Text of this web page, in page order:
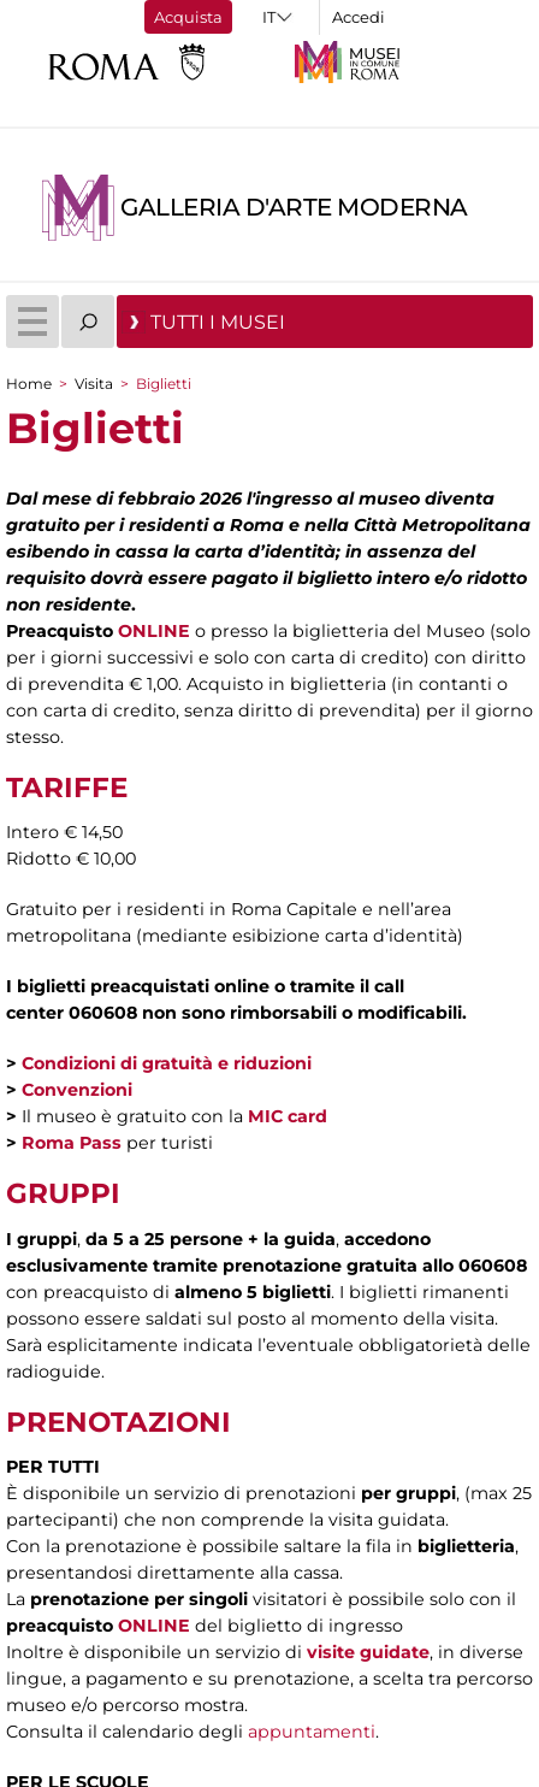
Acquista Accedi
GALLERIA D'ARTE MODERNA
TUTTI I MUSEI
Tu sei qui
Home > Visita > Biglietti
Biglietti
Dal mese di febbraio 2026 l'ingresso al museo diventa
gratuito per i residenti a Roma e nella Città Metropolitana
esibendo in cassa la carta d’identità; in assenza del
requisito dovrà essere pagato il biglietto intero e/o ridotto
non residente.
Preacquisto ONLINE o presso la biglietteria del Museo (solo
per i giorni successivi e solo con carta di credito) con diritto
di prevendita € 1,00. Acquisto in biglietteria (in contanti o
con carta di credito, senza diritto di prevendita) per il giorno
stesso.
TARIFFE
Intero € 14,50
Ridotto € 10,00
Gratuito per i residenti in Roma Capitale e nell’area
metropolitana (mediante esibizione carta d’identità)
I biglietti preacquistati online o tramite il call
center 060608 non sono rimborsabili o modificabili.
> Condizioni di gratuità e riduzioni
> Convenzioni
> Il museo è gratuito con la MIC card
> Roma Pass per turisti
GRUPPI
I gruppi, da 5 a 25 persone + la guida, accedono
esclusivamente tramite prenotazione gratuita allo 060608
con preacquisto di almeno 5 biglietti. I biglietti rimanenti
possono essere saldati sul posto al momento della visita.
Sarà esplicitamente indicata l’eventuale obbligatorietà delle
radioguide.
PRENOTAZIONI
PER TUTTI
È disponibile un servizio di prenotazioni per gruppi, (max 25
partecipanti) che non comprende la visita guidata.
Con la prenotazione è possibile saltare la fila in biglietteria,
presentandosi direttamente alla cassa.
La prenotazione per singoli visitatori è possibile solo con il
preacquisto ONLINE del biglietto di ingresso
Inoltre è disponibile un servizio di visite guidate, in diverse
lingue, a pagamento e su prenotazione, a scelta tra percorso
museo e/o percorso mostra.
Consulta il calendario degli appuntamenti.
PER LE SCUOLE